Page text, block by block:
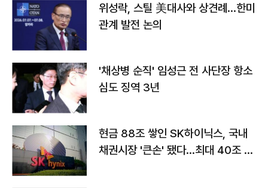
위성락, 스틸 美대사와 상견례…한미
관계 발전 논의
'채상병 순직' 임성근 전 사단장 항소
심도 징역 3년
현금 88조 쌓인 SK하이닉스, 국내
채권시장 '큰손' 됐다…최대 40조 투